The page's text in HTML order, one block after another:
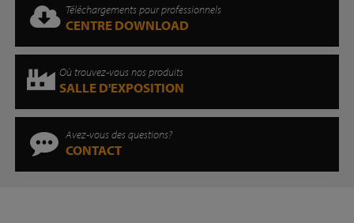
Téléchargements pour professionnels
CENTRE DOWNLOAD
Où trouvez-vous nos produits
SALLE D'EXPOSITION
Avez-vous des questions?
CONTACT